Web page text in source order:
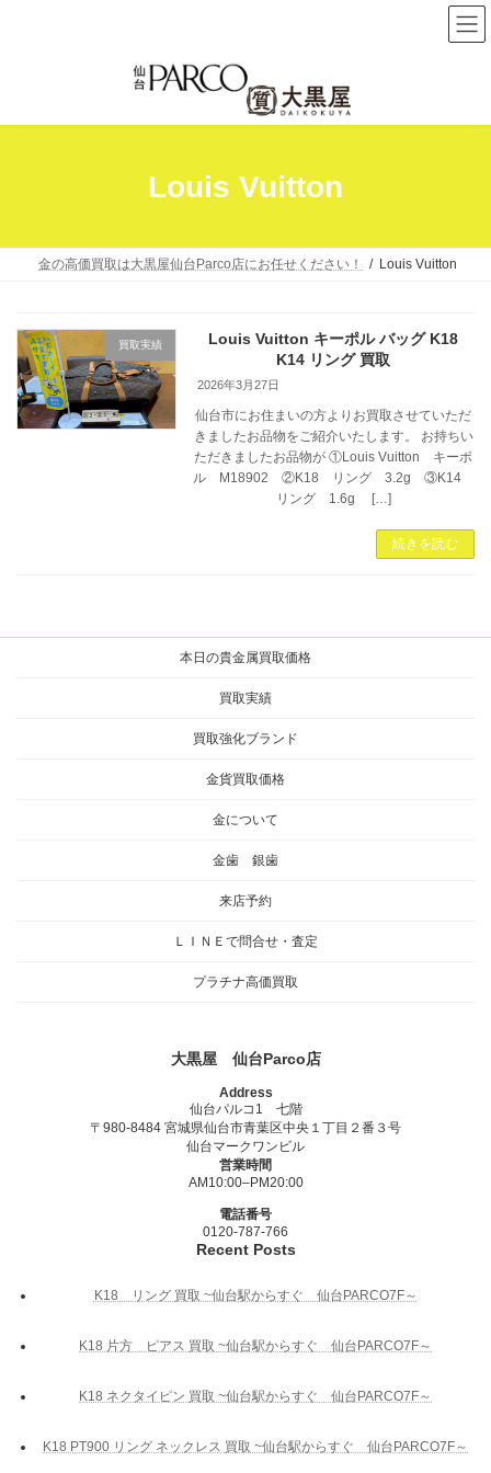
ン
テ
ン
ス
キ
ビ
ゲ
ー
ン
に
Louis Vuitton
金の高価買取は大黒屋仙台Parco店にお任せください！ Louis Vuitton
買取実績
Louis Vuitton キーポル バッグ K18
K14 リング 買取
2026年3月27日
仙台市にお住まいの方よりお買取させていただ
きましたお品物をご紹介いたします。 お持ちい
ただきましたお品物が ①Louis Vuitton キーポ
ル M18902 ②K18 リング 3.2g ③K14
リング 1.6g […]
続きを読む
本日の貴金属買取価格
買取実績
買取強化ブランド
金貨買取価格
金について
金歯 銀歯
来店予約
ＬＩＮＥで問合せ・査定
プラチナ高価買取
大黒屋 仙台Parco店
Address
仙台パルコ1 七階
〒980-8484 宮城県仙台市青葉区中央１丁目２番３号
仙台マークワンビル
営業時間
AM10:00–PM20:00
電話番号
0120-787-766
Recent Posts
K18 リング 買取 ~仙台駅からすぐ 仙台PARCO7F～
K18 片方 ピアス 買取 ~仙台駅からすぐ 仙台PARCO7F～
K18 ネクタイピン 買取 ~仙台駅からすぐ 仙台PARCO7F～
K18 PT900 リング ネックレス 買取 ~仙台駅からすぐ 仙台PARCO7F～